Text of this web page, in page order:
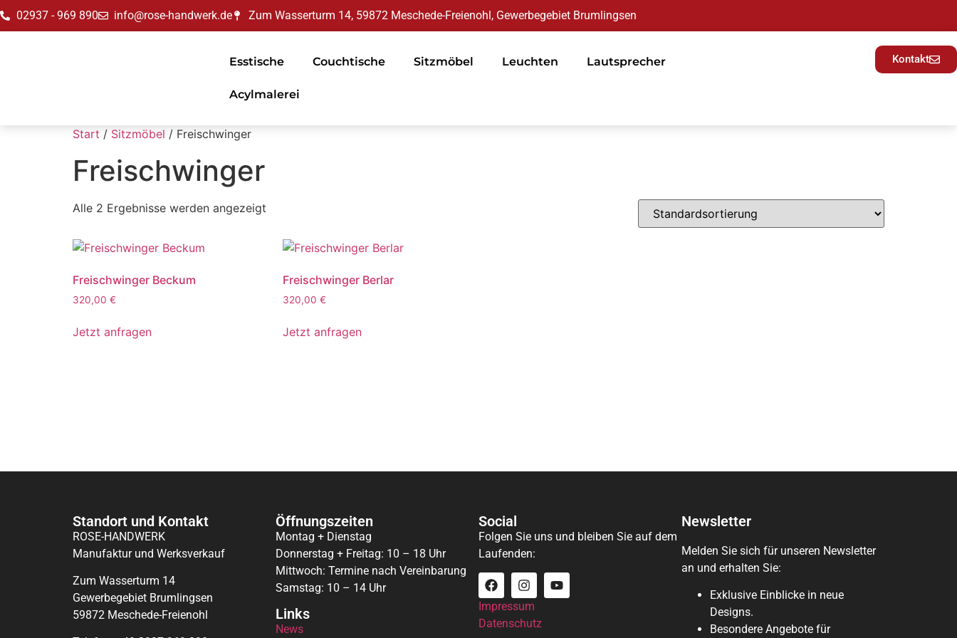
02937 - 969 890 info@rose-handwerk.de Zum Wasserturm 14, 59872 Meschede-Freienohl, Gewerbegebiet Brumlingsen
Esstische Couchtische Sitzmöbel Leuchten Lautsprecher
Acylmalerei
Kontakt
Start / Sitzmöbel / Freischwinger
Freischwinger
Alle 2 Ergebnisse werden angezeigt
Freischwinger Beckum
320,00 €
Jetzt anfragen
Freischwinger Berlar
320,00 €
Jetzt anfragen
Standort und Kontakt
ROSE-HANDWERK
Manufaktur und Werksverkauf
Zum Wasserturm 14
Gewerbegebiet Brumlingsen
59872 Meschede-Freienohl
Öffnungszeiten
Montag + Dienstag
Donnerstag + Freitag: 10 – 18 Uhr
Mittwoch: Termine nach Vereinbarung
Samstag: 10 – 14 Uhr
Links
News
Social
Folgen Sie uns und bleiben Sie auf dem
Laufenden:
Impressum
Datenschutz
Newsletter
Melden Sie sich für unseren Newsletter
an und erhalten Sie:
Exklusive Einblicke in neue
Designs.
Besondere Angebote für